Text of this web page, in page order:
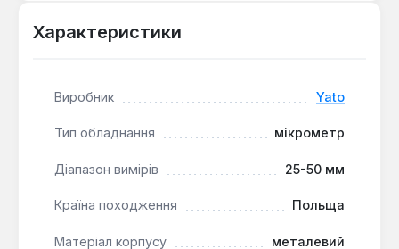
Корпус з вуглецевої сталі та алюмінію:
виробництві.
результатів займає секунди — підходить для
швидкого контролю якості.
інструмент від пилу та ударів під час зберігання
Характеристики
Виробник Yato
Тип обладнання мікрометр
Діапазон вимірів 25-50 мм
Країна походження Польща
Матеріал корпусу металевий